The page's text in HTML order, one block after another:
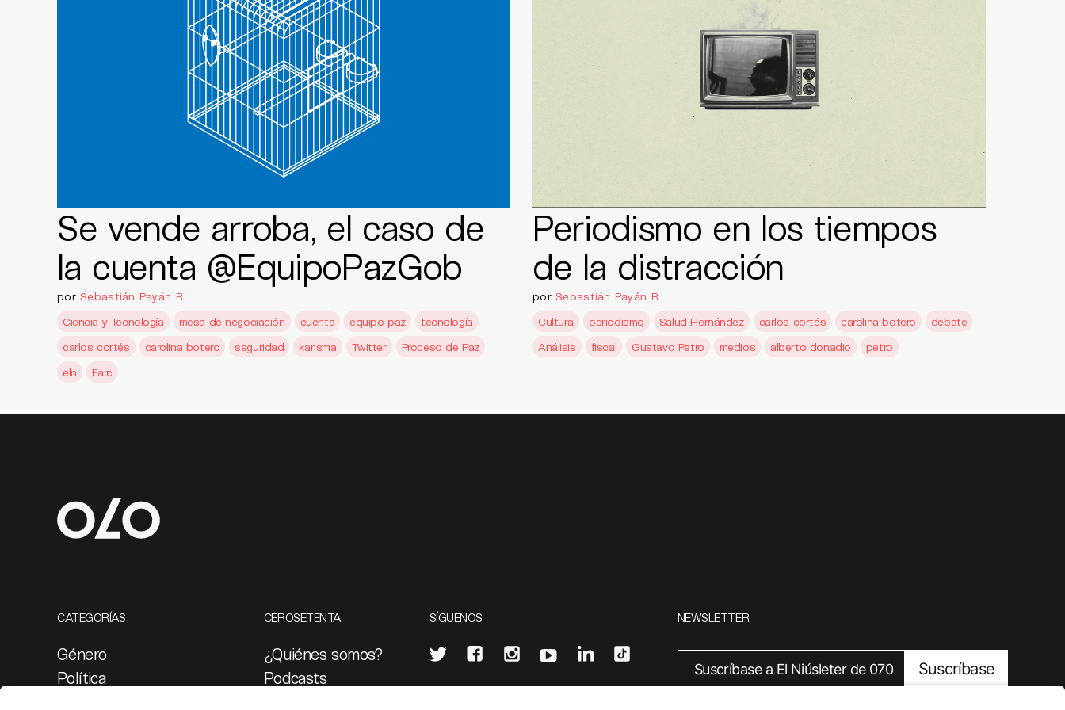
Se vende arroba, el caso de
la cuenta @EquipoPazGob
porSebastián Payán R.
Ciencia y Tecnología
mesa de negociación cuenta equipo paz
tecnología
carlos cortés
carolina botero seguridad karisma Twitter
Proceso de Paz
eln
Farc
Periodismo en los tiempos
de la distracción
porSebastián Payán R.
Cultura
periodismo Salud Hernández carlos cortés carolina botero
debate
Análisis
fiscal Gustavo Petro medios alberto donadio petro
CATEGORÍAS
Género
Política
CEROSETENTA
¿Quiénes somos?
Podcasts
SÍGUENOS NEWSLETTER
Suscríbase